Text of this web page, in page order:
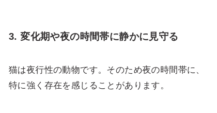
3. 変化期や夜の時間帯に静かに見守る
猫は夜行性の動物です。そのため夜の時間帯に、
特に強く存在を感じることがあります。